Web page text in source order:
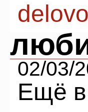
02/03/
Ещё в